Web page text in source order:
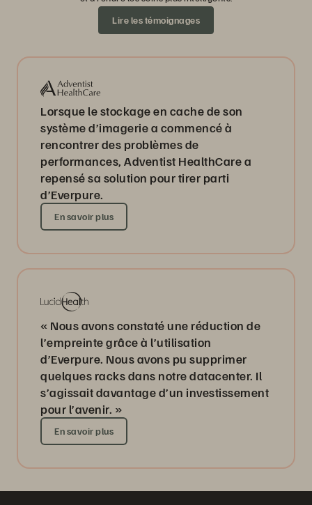
Lire les témoignages
Lorsque le stockage en cache de son
système d’imagerie a commencé à
rencontrer des problèmes de
performances, Adventist HealthCare a
repensé sa solution pour tirer parti
d’Everpure.
En savoir plus
« Nous avons constaté une réduction de
l’empreinte grâce à l’utilisation
d’Everpure. Nous avons pu supprimer
quelques racks dans notre datacenter. Il
s’agissait davantage d’un investissement
pour l’avenir. »
En savoir plus